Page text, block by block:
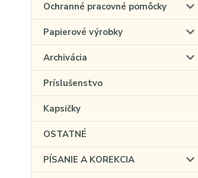
Ochranné pracovné pomôcky
Papierové výrobky
Archivácia
Príslušenstvo
Kapsičky
OSTATNÉ
PÍSANIE A KOREKCIA